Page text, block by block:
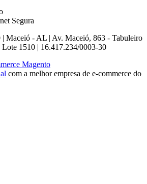
| Maceió - AL | Av. Maceió, 863 - Tabuleiro
1510 | 16.417.234/0003-30
com a melhor empresa de e-commerce do